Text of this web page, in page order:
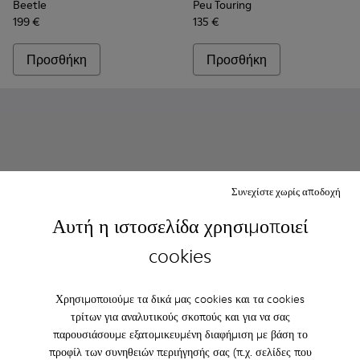
Αυτή η ιστοσελίδα χρησιμοποιεί
cookies
Χρησιμοποιούμε τα δικά μας cookies και τα cookies
τρίτων για αναλυτικούς σκοπούς και για να σας
παρουσιάσουμε εξατομικευμένη διαφήμιση με βάση το
προφίλ των συνηθειών περιήγησής σας (π.χ. σελίδες που
Συνεχίστε χωρίς αποδοχή
Beetle
199 €
Προσθήκη
Peu Touring
135 €
Προσθήκη
Drift Walk - K101097-006 - Καφέ sneakers από δέρμα και
Drift Walk - K101097-009
Drift Walk - K101097-008 - Μπλε αθλητικά
Drift Walk - K101097-007
Drift Walk - K101097-005
Drift Walk - K101097-
Drift Walk -
Drift Walk
Runner - K101052-014 -
Runner - K101052-
Runner -
Runner
120 €